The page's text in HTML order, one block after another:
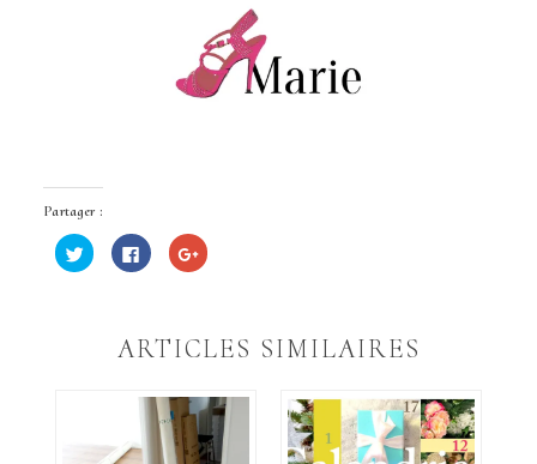
Partager :
Cliquez
pour
partager
nouvelle
fenêtre)
Cliquez
pour
partager
une
nouvelle
fenêtre)
Cliquez
pour
dans
une
nouvelle
ARTICLES SIMILAIRES